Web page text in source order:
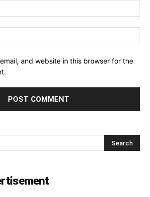
and website in this browser for the